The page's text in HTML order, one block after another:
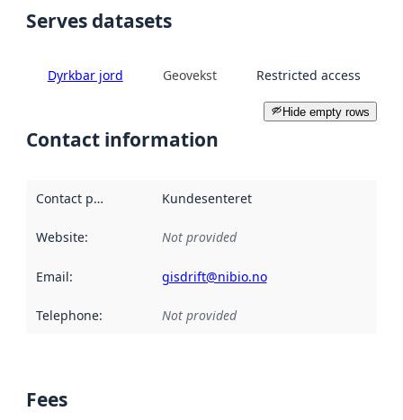
Serves datasets
Dyrkbar jord Geovekst Restricted access
Hide empty rows
Contact information
Contact point Kundesenteret
Website: Not provided
Email: gisdrift@nibio.no
Telephone: Not provided
Fees